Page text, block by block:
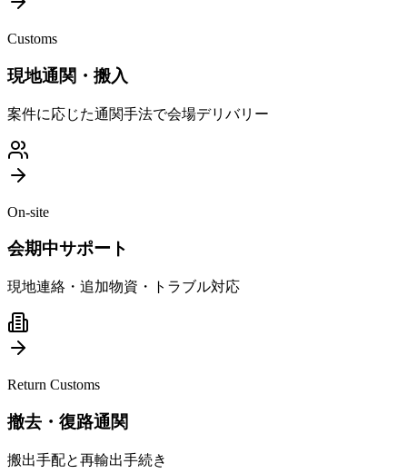
Customs
現地通関・搬入
案件に応じた通関手法で会場デリバリー
On-site
会期中サポート
現地連絡・追加物資・トラブル対応
Return Customs
撤去・復路通関
搬出手配と再輸出手続き